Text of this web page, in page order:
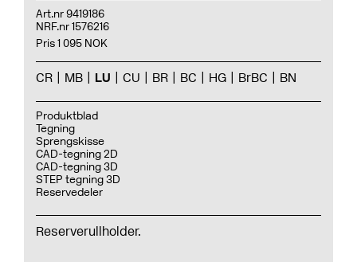
Art.nr 9419186
NRF.nr 1576216
Pris 1 095 NOK
CR MB LU CU BR BC HG BrBC BN
Produktblad
Tegning
Sprengskisse
CAD-tegning 2D
CAD-tegning 3D
STEP tegning 3D
Reservedeler
Reserverullholder.